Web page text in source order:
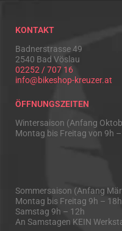
KONTAKT
Badnerstrasse 49
2540 Bad Vöslau
02252 / 707 16
info@bikeshop-kreuzer.at
ÖFFNUNGSZEITEN
Wintersaison (Anfang
Montag bis Freitag von 9h
Sommersaison (Anfang
Montag bis Freitag 9h – 18h
Samstag 9h – 12h
An Samstagen KEIN